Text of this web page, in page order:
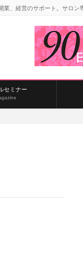
、経営のサポート。サロン
セミナー